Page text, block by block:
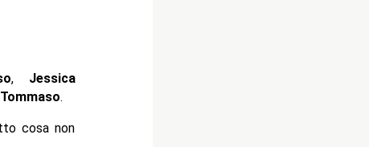
, Jessica
Tommaso.
cosa non